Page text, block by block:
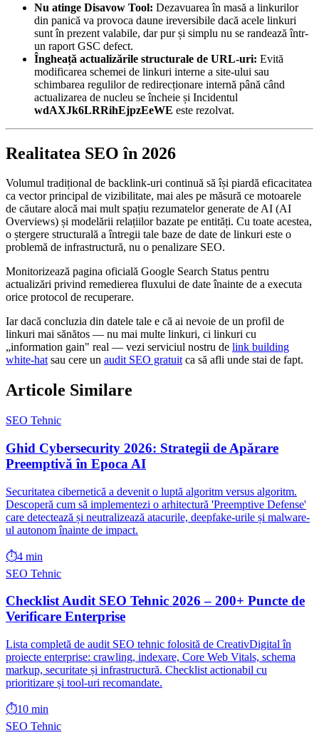
Nu atinge Disavow Tool: Dezavuarea în masă a linkurilor
din panică va provoca daune ireversibile dacă acele linkuri
sunt în prezent valabile, dar pur și simplu nu se randează într-
un raport GSC defect.
Îngheață actualizările structurale de URL-uri: Evită
modificarea schemei de linkuri interne a site-ului sau
schimbarea regulilor de redirecționare internă până când
actualizarea de nucleu se încheie și Incidentul
wdAXJk6LRRihEjpzEeWE este rezolvat.
Realitatea SEO în 2026
Volumul tradițional de backlink-uri continuă să își piardă eficacitatea
ca vector principal de vizibilitate, mai ales pe măsură ce motoarele
de căutare alocă mai mult spațiu rezumatelor generate de AI (AI
Overviews) și modelării relațiilor bazate pe entități. Cu toate acestea,
o ștergere structurală a întregii tale baze de date de linkuri este o
problemă de infrastructură, nu o penalizare SEO.
Monitorizează pagina oficială Google Search Status pentru
actualizări privind remedierea fluxului de date înainte de a executa
orice protocol de recuperare.
Iar dacă concluzia din datele tale e că ai nevoie de un profil de
linkuri mai sănătos — nu mai multe linkuri, ci linkuri cu
„information gain" real — vezi serviciul nostru de link building
white-hatsau cere un audit SEO gratuitca să afli unde stai de fapt.
Articole Similare
SEO Tehnic
Ghid Cybersecurity 2026: Strategii de Apărare
Preemptivă în Epoca AI
Securitatea cibernetică a devenit o luptă algoritm versus algoritm.
Descoperă cum să implementezi o arhitectură 'Preemptive Defense'
care detectează și neutralizează atacurile, deepfake-urile și malware-
ul autonom înainte de impact.
⏱️4 min
SEO Tehnic
Checklist Audit SEO Tehnic 2026 – 200+ Puncte de
Verificare Enterprise
Lista completă de audit SEO tehnic folosită de CreativDigital în
proiecte enterprise: crawling, indexare, Core Web Vitals, schema
markup, securitate și infrastructură. Checklist actionabil cu
prioritizare și tool-uri recomandate.
⏱️10 min
SEO Tehnic